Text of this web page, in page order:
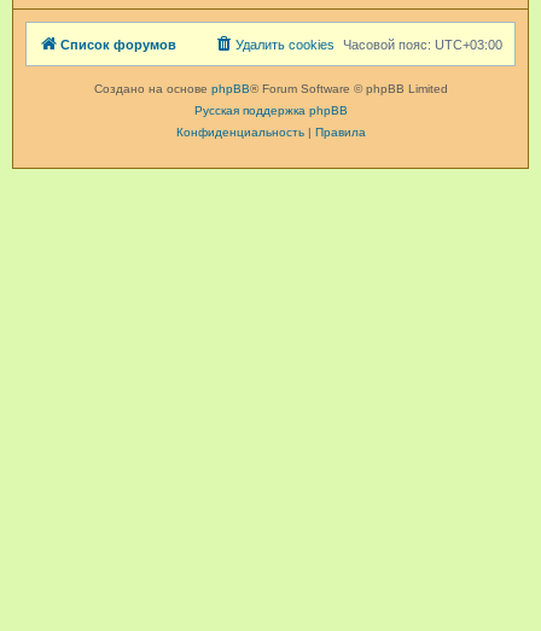
Список форумов Часовой пояс: UTC+03:00
Удалить cookies
Создано на основе phpBB® Forum Software © phpBB Limited
Русская поддержка phpBB
Конфиденциальность| Правила